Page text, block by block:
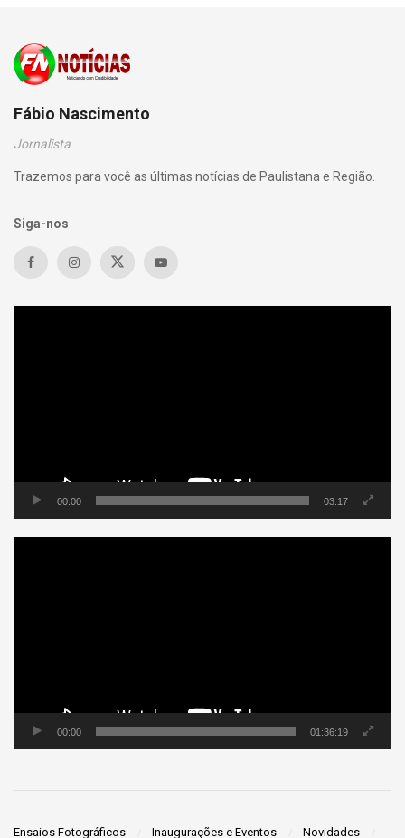
Fábio Nascimento
Jornalista
Trazemos para você as últimas notícias de Paulistana e Região.
Siga-nos
00:00 03:17
00:00 01:36:19
Ensaios Fotográficos Inaugurações e Eventos Novidades